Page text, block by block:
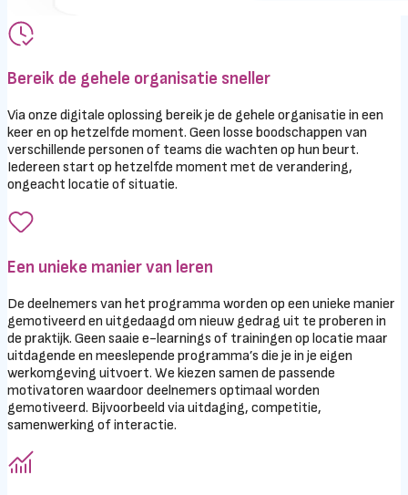
Bereik de gehele organisatie sneller
Via onze digitale oplossing bereik je de gehele organisatie in een
keer en op hetzelfde moment. Geen losse boodschappen van
verschillende personen of teams die wachten op hun beurt.
Iedereen start op hetzelfde moment met de verandering,
ongeacht locatie of situatie.
Een unieke manier van leren
De deelnemers van het programma worden op een unieke manier
gemotiveerd en uitgedaagd om nieuw gedrag uit te proberen in
de praktijk. Geen saaie e-learnings of trainingen op locatie maar
uitdagende en meeslepende programma’s die je in je eigen
werkomgeving uitvoert. We kiezen samen de passende
motivatoren waardoor deelnemers optimaal worden
gemotiveerd. Bijvoorbeeld via uitdaging, competitie,
samenwerking of interactie.